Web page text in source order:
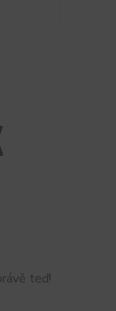
teď!